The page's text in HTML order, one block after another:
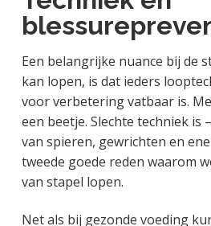
Een belangrijke nuance bij de
kan lopen, is dat ieders
voor verbetering vatbaar is.
een beetje. Slechte techniek is
van spieren, gewrichten en
tweede goede reden waarom
van stapel lopen.
Net als bij gezonde voeding